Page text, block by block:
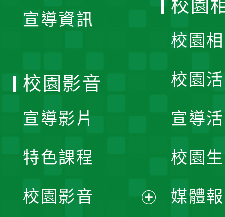
宣導資訊
校園
校園
校園
宣導
校園
媒體
校園影音
宣導影片
特色課程
校園影音